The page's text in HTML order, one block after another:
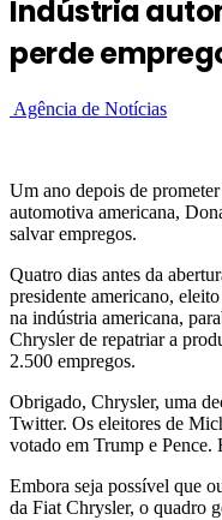
Indústria
perde
Agência de Notícias
Um ano depois de
automotiva americana,
salvar empregos.
Quatro dias antes da
presidente americano,
na indústria americana,
Chrysler de repatriar a
2.500 empregos.
Obrigado, Chrysler, uma
Twitter. Os eleitores de
votado em Trump e
Embora seja possível que
da Fiat Chrysler, o quadro